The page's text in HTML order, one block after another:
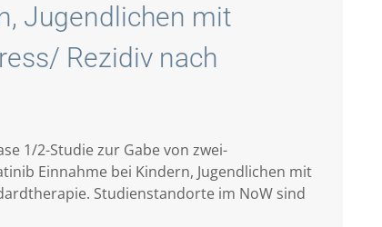
Jugendlichen mit
Rezidiv nach
1/2-Studie zur Gabe von zwei-
Einnahme bei Kindern, Jugendlichen mit
Studienstandorte im NoW sind